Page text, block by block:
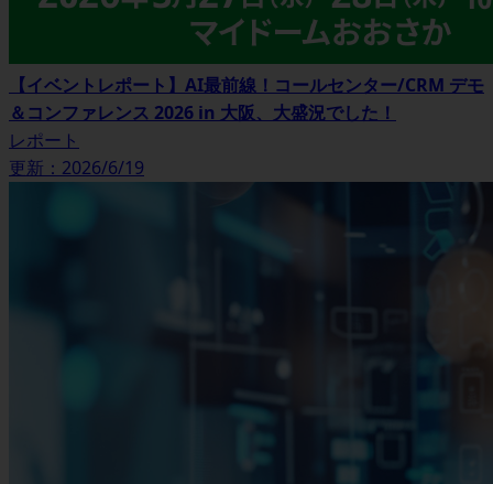
【イベントレポート】AI最前線！コールセンター/CRM デモ
＆コンファレンス 2026 in 大阪、大盛況でした！
レポート
更新：2026/6/19